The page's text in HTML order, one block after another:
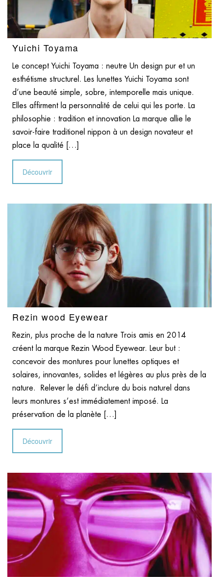
Yuichi Toyama
Le concept Yuichi Toyama : neutre Un design pur et un
esthétisme structurel. Les lunettes Yuichi Toyama sont
d’une beauté simple, sobre, intemporelle mais unique.
Elles affirment la personnalité de celui qui les porte. La
philosophie : tradition et innovation La marque allie le
savoir-faire traditionel nippon à un design novateur et
place la qualité […]
Découvrir
Rezin wood Eyewear
Rezin, plus proche de la nature Trois amis en 2014
créent la marque Rezin Wood Eyewear. Leur but :
concevoir des montures pour lunettes optiques et
solaires, innovantes, solides et légères au plus près de la
nature. Relever le défi d’inclure du bois naturel dans
leurs montures s’est immédiatement imposé. La
préservation de la planète […]
Découvrir